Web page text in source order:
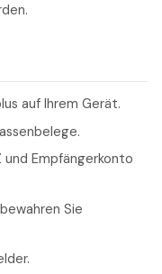
auf Ihrem Gerät.
und Empfängerkonto
Sie